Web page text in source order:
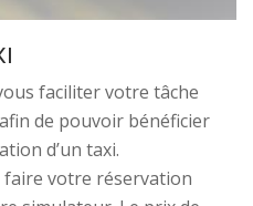
faciliter votre tâche
de pouvoir bénéficier
d’un taxi.
faire votre réservation